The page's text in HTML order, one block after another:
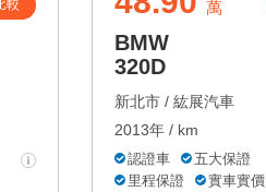
較 萬
BMW
320D
新北市 / 紘展汽車
2013年 / km
認證車
五大保證
里程保證
實車實價